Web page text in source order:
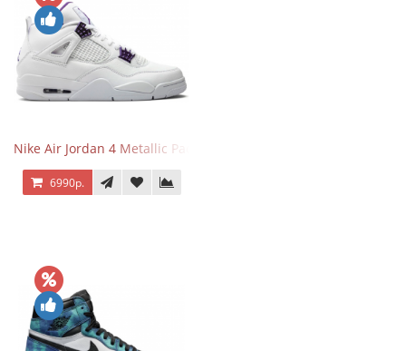
Nike Air Jordan 4 Metallic Pack Purple
6990р.